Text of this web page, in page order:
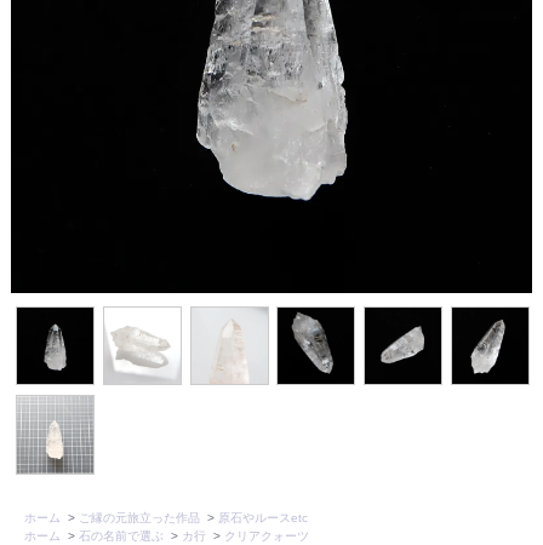
ホーム > ご縁の元旅立った作品 > 原石やルースetc
ホーム
> 石の名前で選ぶ > カ行 > クリアクォーツ